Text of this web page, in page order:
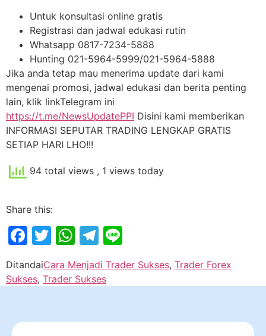
Untuk konsultasi online gratis
Registrasi dan jadwal edukasi rutin
Whatsapp 0817-7234-5888
Hunting 021-5964-5999/021-5964-5888
Jika anda tetap mau menerima update dari kami
mengenai promosi, jadwal edukasi dan berita penting
lain, klik linkTelegram ini
https://t.me/NewsUpdatePPI Disini kami memberikan
INFORMASI SEPUTAR TRADING LENGKAP GRATIS
SETIAP HARI LHO!!!
94 total views , 1 views today
Share this:
Facebook
Twitter
WhatsApp
Telegram
DitandaiCara Menjadi Trader Sukses, Trader Forex
Sukses, Trader Sukses